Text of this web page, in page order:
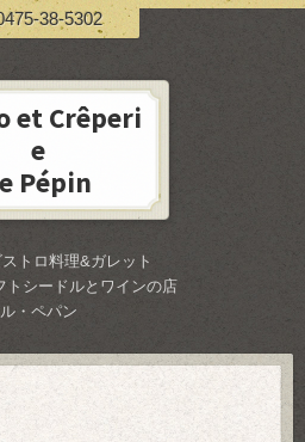
38-5302
et Crêperi
e
Pépin
トロ料理&ガレット
トシードルとワインの店
ル・ペパン